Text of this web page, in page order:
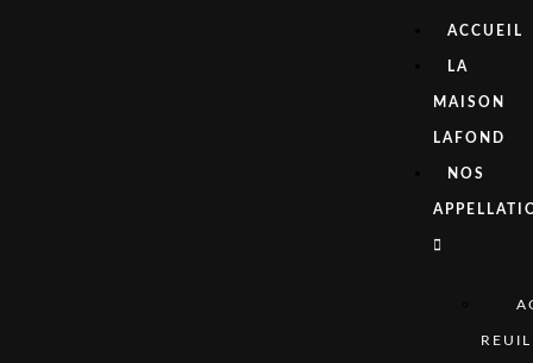
ACCUEIL
LA
MAISON
LAFOND
NOS